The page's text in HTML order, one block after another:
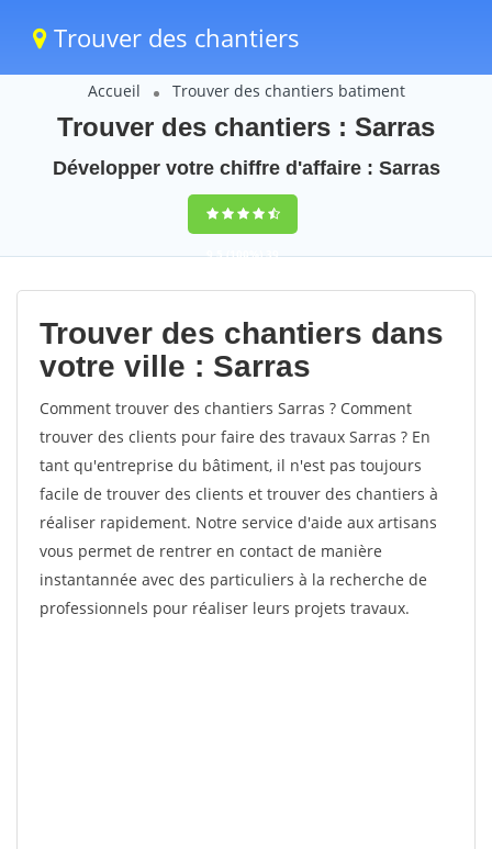
Trouver des chantiers
Accueil Trouver des chantiers batiment
Trouver des chantiers : Sarras
Développer votre chiffre d'affaire : Sarras
9,5(100%)39
votes
Trouver des chantiers dans
votre ville : Sarras
Comment trouver des chantiers Sarras ? Comment
trouver des clients pour faire des travaux Sarras ? En
tant qu'entreprise du bâtiment, il n'est pas toujours
facile de trouver des clients et trouver des chantiers à
réaliser rapidement. Notre service d'aide aux artisans
vous permet de rentrer en contact de manière
instantannée avec des particuliers à la recherche de
professionnels pour réaliser leurs projets travaux.